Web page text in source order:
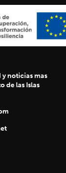
noticias mas
de las Islas